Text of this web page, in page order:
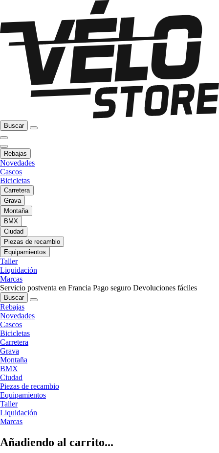
Buscar
Rebajas
Novedades
Cascos
Bicicletas
Carretera
Grava
Montaña
BMX
Ciudad
Piezas de recambio
Equipamientos
Taller
Liquidación
Marcas
Servicio postventa en Francia Pago seguro Devoluciones fáciles
Buscar
Rebajas
Novedades
Cascos
Bicicletas
Carretera
Grava
Montaña
BMX
Ciudad
Piezas de recambio
Equipamientos
Taller
Liquidación
Marcas
Añadiendo al carrito...